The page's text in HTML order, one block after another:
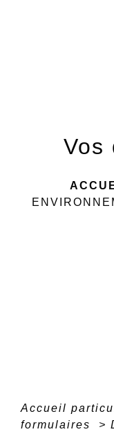
Vos
Accueil
formulaires
>